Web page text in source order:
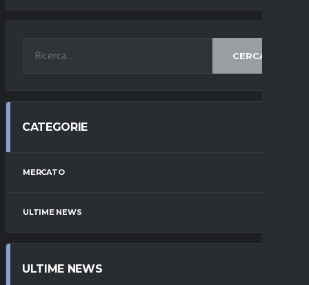
CERCA
CATEGORIE
MERCATO
ULTIME NEWS
ULTIME NEWS